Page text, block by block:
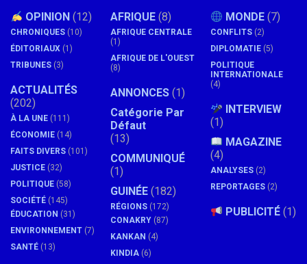
OPINION (12)
CHRONIQUES (10)
ÉDITORIAUX (1)
TRIBUNES (3)
ACTUALITÉS
(202)
À LA UNE (111)
ÉCONOMIE (14)
FAITS DIVERS (101)
JUSTICE (32)
POLITIQUE (58)
SOCIÉTÉ (145)
ÉDUCATION (31)
ENVIRONNEMENT (7)
SANTÉ (13)
AFRIQUE (8)
AFRIQUE CENTRALE
(1)
AFRIQUE DE L'OUEST
(8)
ANNONCES (1)
Catégorie Par
Défaut
(13)
COMMUNIQUÉ
(1)
GUINÉE (182)
RÉGIONS (172)
CONAKRY (87)
KANKAN (4)
KINDIA (6)
MONDE (7)
CONFLITS (2)
DIPLOMATIE (5)
POLITIQUE
INTERNATIONALE
(4)
INTERVIEW
(1)
MAGAZINE
(4)
ANALYSES (2)
REPORTAGES (2)
PUBLICITÉ (1)